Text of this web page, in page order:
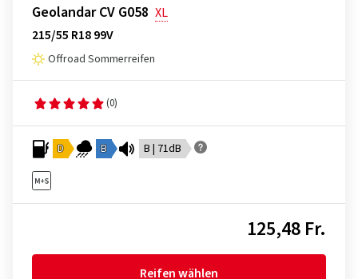
Geolandar CV G058 XL
215/55 R18 99V
Offroad Sommerreifen
(0)
D B B | 71dB
125,48 Fr.
Reifen wählen